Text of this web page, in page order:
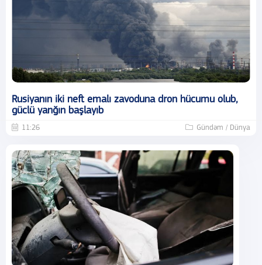
Rusiyanın iki neft emalı zavoduna dron hücumu olub,
güclü yanğın başlayıb
11:26 Gündəm / Dünya